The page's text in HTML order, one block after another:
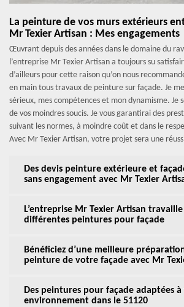
La peinture de vos murs extérieurs
Mr Texier Artisan : Mes engagements
Œuvrant depuis des années dans le domaine du
l’entreprise Mr Texier Artisan a toujours su
d’ailleurs pour cette raison qu’on nous
en main tous travaux de peinture sur façade. Je
sérieux, mes compétences et mon dynamisme. Je
de vos moindres soucis. Je vous garantirai des
suivant les normes, à moindre coût et dans le
Avec Mr Texier Artisan, votre projet sera une
Des devis peinture extérieure et
sans engagement avec Mr Texier
L’entreprise Mr Texier Artisan
différentes peintures pour façade
Bénéficiez d’une meilleure
peinture de votre façade avec Mr
Des peintures pour façade adaptées
environnement dans le 51120